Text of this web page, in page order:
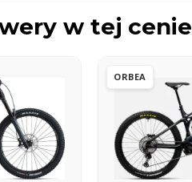
w tej cenie
ORBEA